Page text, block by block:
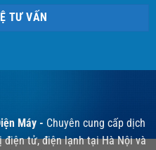
TƯ VẤN
Máy - Chuyên cung cấp dịch
tử, điện lạnh tại Hà Nội và